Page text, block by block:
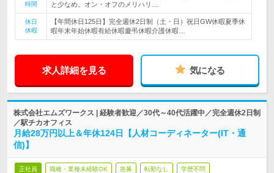
時間
と少なめ。オン・オフのメリハリ…
休日
休暇
【年間休日125日】完全週休2日制（土・日）祝日GW休暇夏季休
暇年末年始休暇有給休暇慶弔休暇介護休暇…
求人詳細を見る 気になる
株式会社エムズワークス | 経験者歓迎／30代～40代活躍中／完全週休2日制
／駅チカオフィス
月給28万円以上＆年休124日【人材コーディネーター(IT・通
信)】
正社員 職種・業種未経験OK 急募 転勤なし 学歴不問